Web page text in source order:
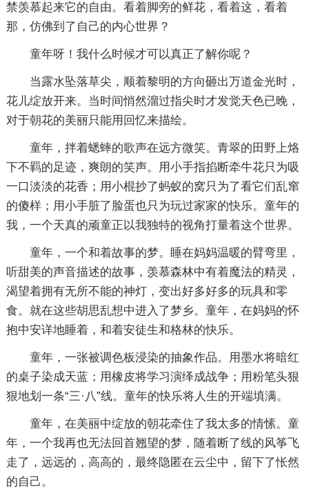
禁羡慕起来它的自由。看着脚旁的鲜花，看着这，看着
那，仿佛到了自己的内心世界？
童年呀！我什么时候才可以真正了解你呢？
当露水坠落草尖，顺着黎明的方向砸出万道金光时，
花儿绽放开来。当时间悄然溜过指尖时才发觉天色已晚，
对于朝花的美丽只能用回忆来描绘。
童年，拌着蟋蟀的歌声在远方微笑。青翠的田野上烙
下不羁的足迹，爽朗的笑声。用小手指掐断牵牛花只为吸
一口淡淡的花香；用小棍抄了蚂蚁的窝只为了看它们乱窜
的傻样；用小手脏了脸蛋也只为玩过家家的快乐。童年的
我，一个天真的顽童正以我独特的视角打量着这个世界。
童年，一个和着故事的梦。睡在妈妈温暖的臂弯里，
听甜美的声音描述的故事，羡慕森林中有着魔法的精灵，
渴望着拥有无所不能的神灯，变出好多好多的玩具和零
食。就在这些胡思乱想中进入了梦乡。童年，在妈妈的怀
抱中安详地睡着，和着安徒生和格林的快乐。
童年，一张被调色板浸染的抽象作品。用墨水将暗红
的桌子染成天蓝；用橡皮将学习演绎成战争；用粉笔头狠
狠地划一条“三·八”线。童年的快乐将人生的开端填满。
童年，在美丽中绽放的朝花牵住了我太多的情愫。童
年，一个我再也无法回首翘望的梦，随着断了线的风筝飞
走了，远远的，高高的，最终隐匿在云尘中，留下了怅然
的自己。